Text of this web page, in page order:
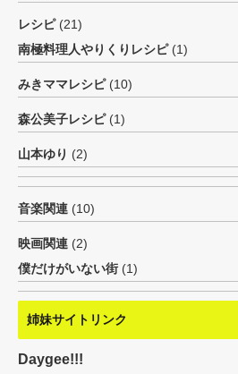
レシピ(21)
南極料理人やりくりレシピ(1)
みきママレシピ(10)
森公美子レシピ(1)
山本ゆり (2)
音楽関連 (10)
映画関連 (2)
僕だけがいない街 (1)
姉妹サイトリンク
Daygee!!!